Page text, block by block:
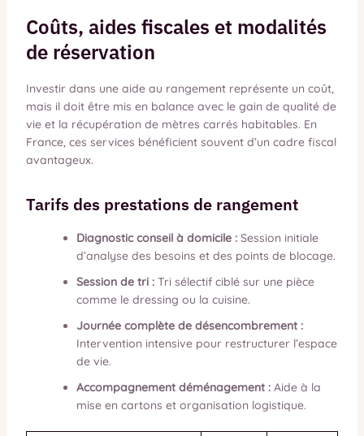
Coûts, aides fiscales et modalités
de réservation
Investir dans une aide au rangement représente un coût,
mais il doit être mis en balance avec le gain de qualité de
vie et la récupération de mètres carrés habitables. En
France, ces services bénéficient souvent d’un cadre fiscal
avantageux.
Tarifs des prestations de rangement
Diagnostic conseil à domicile :Session initiale
d’analyse des besoins et des points de blocage.
Session de tri :Tri sélectif ciblé sur une pièce
comme le dressing ou la cuisine.
Journée complète de désencombrement :
Intervention intensive pour restructurer l’espace
de vie.
Accompagnement déménagement :Aide à la
mise en cartons et organisation logistique.